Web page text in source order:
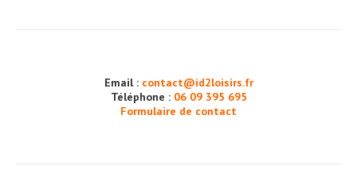
Email : contact@id2loisirs.fr
Téléphone : 06 09 395 695
Formulaire de contact